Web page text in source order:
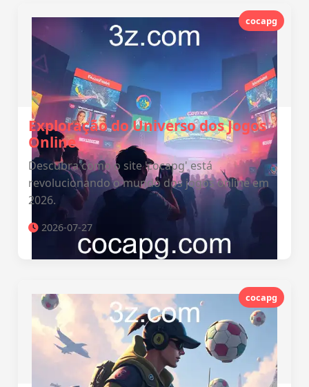
cocapg
Exploração do Universo dos Jogos
Online
Descubra como o site 'cocapg' está
revolucionando o mundo dos jogos online em
2026.
2026-07-27
cocapg